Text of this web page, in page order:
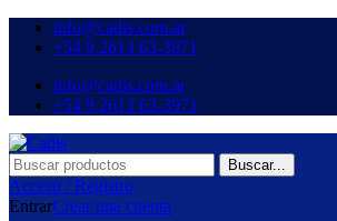
info@cadis.com.ar
‪+54 9 2613 63‑3971‬
info@cadis.com.ar
‪+54 9 2613 63‑3971‬
Buscar...
Acceso / Registro
EntrarCrear una cuenta